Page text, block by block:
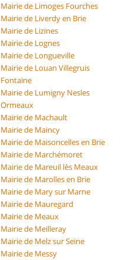
Mairie de Limoges Fourches
Mairie de Liverdy en Brie
Mairie de Lizines
Mairie de Lognes
Mairie de Longueville
Mairie de Louan Villegruis
Fontaine
Mairie de Lumigny Nesles
Ormeaux
Mairie de Machault
Mairie de Maincy
Mairie de Maisoncelles en Brie
Mairie de Marchémoret
Mairie de Mareuil lès Meaux
Mairie de Marolles en Brie
Mairie de Mary sur Marne
Mairie de Mauregard
Mairie de Meaux
Mairie de Meilleray
Mairie de Melz sur Seine
Mairie de Messy